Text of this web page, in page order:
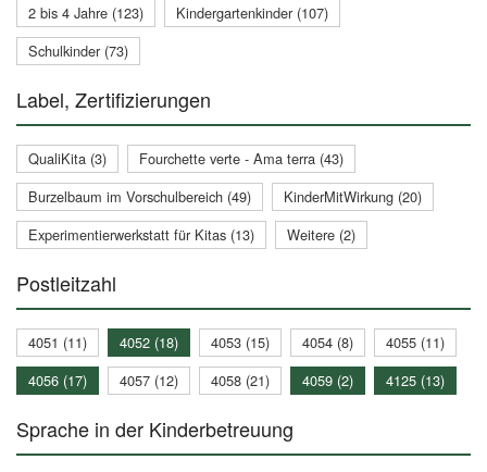
2 bis 4 Jahre (123)
Kindergartenkinder (107)
Schulkinder (73)
Label, Zertifizierungen
QualiKita (3)
Fourchette verte - Ama terra (43)
Burzelbaum im Vorschulbereich (49)
KinderMitWirkung (20)
Experimentierwerkstatt für Kitas (13)
Weitere (2)
Postleitzahl
4051 (11) 4052 (18) 4053 (15) 4054 (8)
4055 (11)
4056 (17)
4057 (12) 4058 (21) 4059 (2) 4125 (13)
Sprache in der Kinderbetreuung